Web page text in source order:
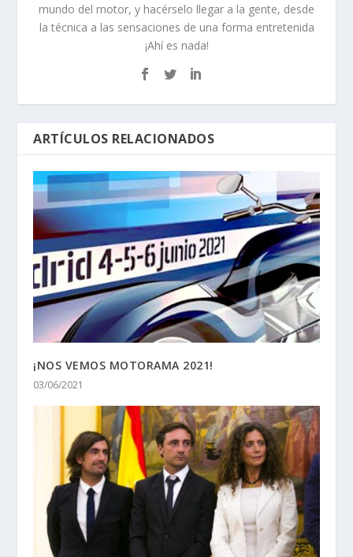
mundo del motor, y hacérselo llegar a la gente, desde
la técnica a las sensaciones de una forma entretenida
¡Ahí es nada!
ARTÍCULOS RELACIONADOS
¡NOS VEMOS MOTORAMA 2021!
03/06/2021